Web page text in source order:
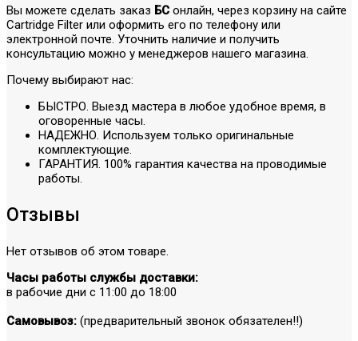
Вы можете сделать заказ БС онлайн, через корзину на сайте
Cartridge Filter или оформить его по телефону или
электронной почте. Уточнить наличие и получить
консультацию можно у менеджеров нашего магазина.
Почему выбирают нас:
БЫСТРО. Выезд мастера в любое удобное время, в
оговоренные часы.
НАДЕЖНО. Используем только оригинальные
комплектующие.
ГАРАНТИЯ. 100% гарантия качества на проводимые
работы.
Отзывы
Нет отзывов об этом товаре.
Часы работы службы доставки:
в рабочие дни с 11:00 до 18:00
Самовывоз: (предварительный звонок обязателен!!)